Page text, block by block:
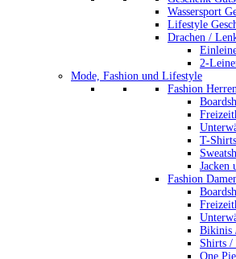
Wassersport
Lifestyle
Drachen /
2-
Mode, Fashion und Lifestyle
Fashion
T-
Jacken
Fashion
Bikinis
Shirts /
One